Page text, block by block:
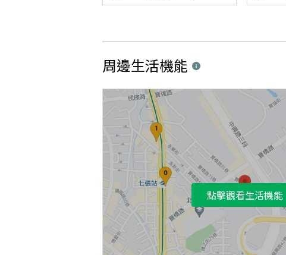
周邊生活機能
點擊觀看生活機能